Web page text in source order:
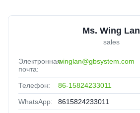
Ms. Wing Lan
sales
Электронная
почта:
winglan@gbsystem.com
Телефон: 86-15824233011
WhatsApp: 8615824233011